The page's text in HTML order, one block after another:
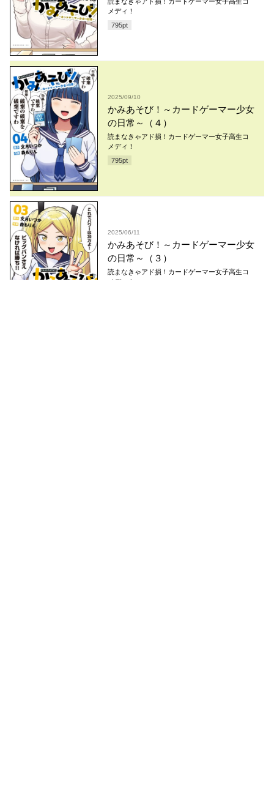
メディ！
795pt
2025/09/10
かみあそび！～カードゲーマー少女
の日常～（４）
読まなきゃアド損！カードゲーマー女子高生コ
メディ！
795pt
2025/06/11
かみあそび！～カードゲーマー少女
の日常～（３）
読まなきゃアド損！カードゲーマー女子高生コ
メディ！